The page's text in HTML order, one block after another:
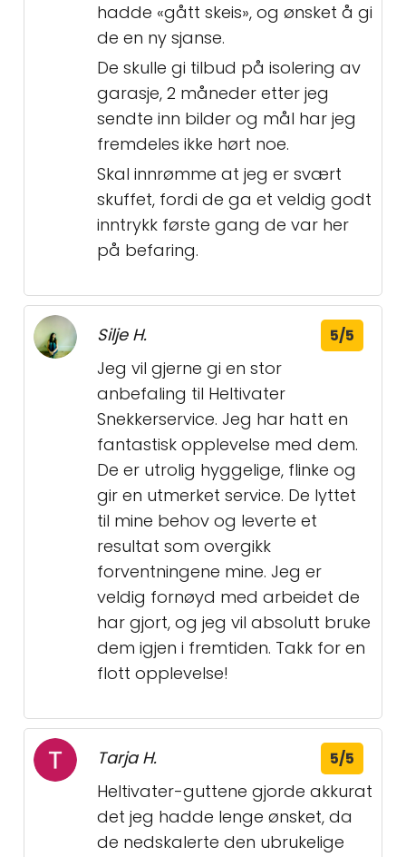
hadde «gått skeis», og ønsket å gi
de en ny sjanse.
De skulle gi tilbud på isolering av
garasje, 2 måneder etter jeg
sendte inn bilder og mål har jeg
fremdeles ikke hørt noe.
Skal innrømme at jeg er svært
skuffet, fordi de ga et veldig godt
inntrykk første gang de var her
på befaring.
Silje H. 5/5
Jeg vil gjerne gi en stor
anbefaling til Heltivater
Snekkerservice. Jeg har hatt en
fantastisk opplevelse med dem.
De er utrolig hyggelige, flinke og
gir en utmerket service. De lyttet
til mine behov og leverte et
resultat som overgikk
forventningene mine. Jeg er
veldig fornøyd med arbeidet de
har gjort, og jeg vil absolutt bruke
dem igjen i fremtiden. Takk for en
flott opplevelse!
Tarja H. 5/5
Heltivater-guttene gjorde akkurat
det jeg hadde lenge ønsket, da
de nedskalerte den ubrukelige